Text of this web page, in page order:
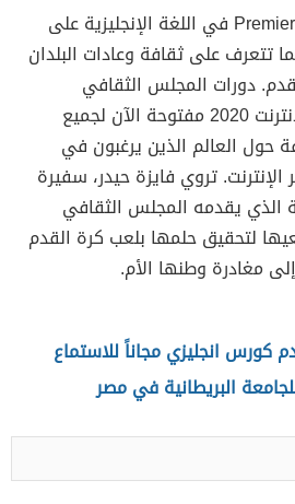
يمكن أن تساعدك Premier Skills في اللغة الإنجليزية على
تتعرف على ثقافة وعادات البلدان
دورات المجلس الثقافي
البريطاني المجانية عبر الإنترنت 2020 مفتوحة الآن لجميع
حول العالم الذين يرغبون في
الإنترنت. تروي فايزة حيدر، سفيرة
الذي يقدمه المجلس الثقافي
لتحقيق حلمها بلعب كرة القدم
مغادرة وطنها الأم.
كورس انجليزي مجاناً للاستماع